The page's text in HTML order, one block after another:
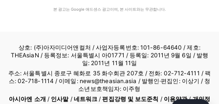
본 광고는 Google 애드센스 광고이며, 본 사이트와는 무관합니다.
상호: (주)아자미디어앤컬처 /사업자등록번호: 101-86-64640 / 제호:
THEAsiaN / 등록정보: 서울특별시 아01771 / 등록일: 2011년 9월 6일 / 발행
일: 2011년 11월 11일
주소: 서울특별시 종로구 혜화로 35 화수회관 207호 / 전화: 02-712-4111 / 팩
스: 02-718-1114 / 이메일: news@theasian.asia / 발행인·편집인: 이상기 / 청
소년보호책임자: 이주형
아시아엔 소개 / 인사말/ 네트워크 /편집강령 및 보도준칙 / 이용약관/개인정